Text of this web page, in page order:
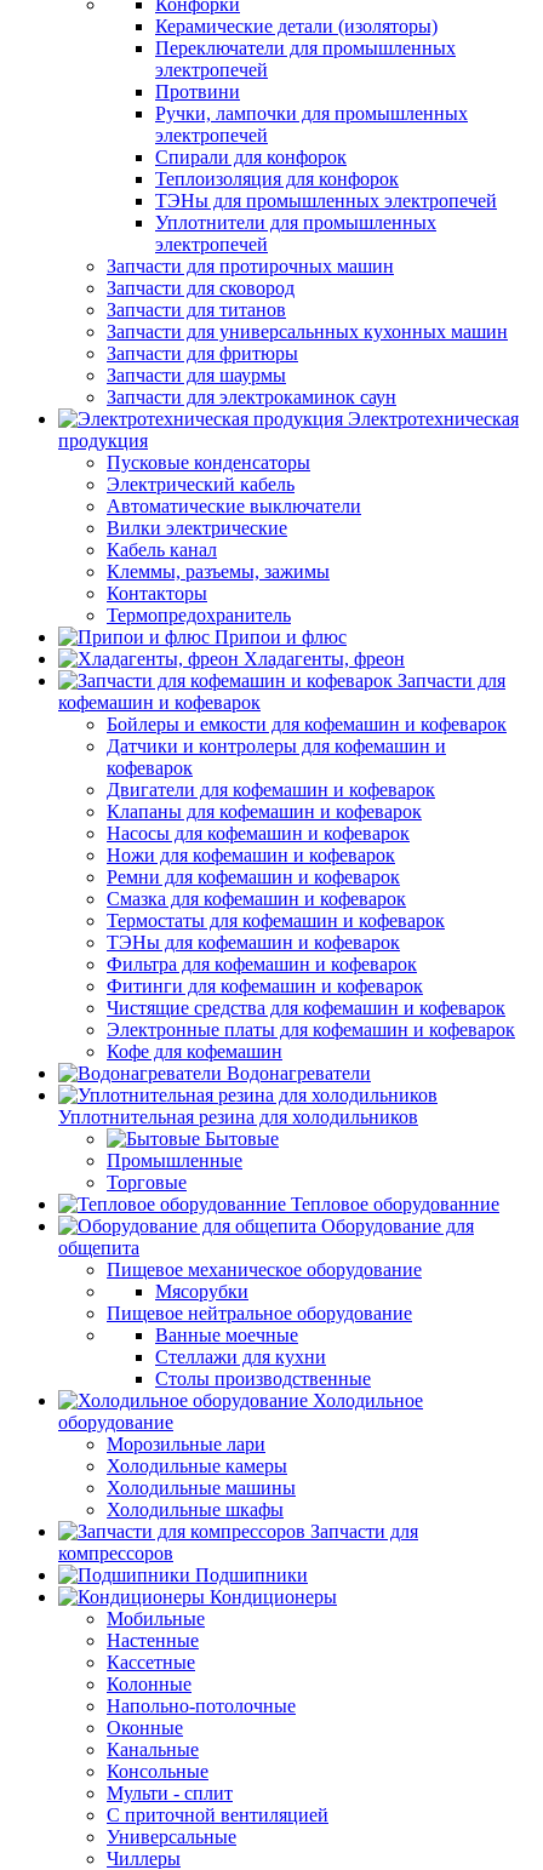
Конфорки
Керамические детали (изоляторы)
Переключатели для промышленных
электропечей
Протвини
Ручки, лампочки для промышленных
электропечей
Спирали для конфорок
Теплоизоляция для конфорок
ТЭНы для промышленных электропечей
Уплотнители для промышленных
электропечей
Запчасти для протирочных машин
Запчасти для сковород
Запчасти для титанов
Запчасти для универсальнных кухонных машин
Запчасти для фритюры
Запчасти для шаурмы
Запчасти для электрокаминок саун
Электротехническая
продукция
Пусковые конденсаторы
Электрический кабель
Автоматические выключатели
Вилки электрические
Кабель канал
Клеммы, разъемы, зажимы
Контакторы
Термопредохранитель
Припои и флюс
Хладагенты, фреон
Запчасти для
кофемашин и кофеварок
Бойлеры и емкости для кофемашин и кофеварок
Датчики и контролеры для кофемашин и
кофеварок
Двигатели для кофемашин и кофеварок
Клапаны для кофемашин и кофеварок
Насосы для кофемашин и кофеварок
Ножи для кофемашин и кофеварок
Ремни для кофемашин и кофеварок
Смазка для кофемашин и кофеварок
Термостаты для кофемашин и кофеварок
ТЭНы для кофемашин и кофеварок
Фильтра для кофемашин и кофеварок
Фитинги для кофемашин и кофеварок
Чистящие средства для кофемашин и кофеварок
Электронные платы для кофемашин и кофеварок
Кофе для кофемашин
Водонагреватели
Уплотнительная резина для холодильников
Бытовые
Промышленные
Торговые
Тепловое оборудованние
Оборудование для
общепита
Пищевое механическое оборудование
Мясорубки
Пищевое нейтральное оборудование
Ванные моечные
Стеллажи для кухни
Столы производственные
Холодильное
оборудование
Морозильные лари
Холодильные камеры
Холодильные машины
Холодильные шкафы
Запчасти для
компрессоров
Подшипники
Кондиционеры
Мобильные
Настенные
Кассетные
Колонные
Напольно-потолочные
Оконные
Канальные
Консольные
Мульти - сплит
С приточной вентиляцией
Универсальные
Чиллеры